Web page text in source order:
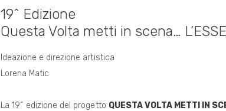
19^ Edizione
Questa Volta metti in scena…
Ideazione e direzione artistica
Lorena Matic
La 19^ edizione del progetto QUESTA VOLTA METTI IN